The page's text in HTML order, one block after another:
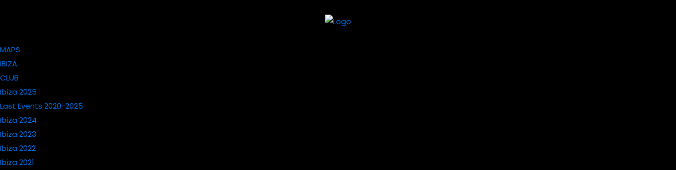
MAPS
IBIZA
CLUB
Ibiza 2025
Last Events 2020-2025
Ibiza 2024
Ibiza 2023
Ibiza 2022
Ibiza 2021